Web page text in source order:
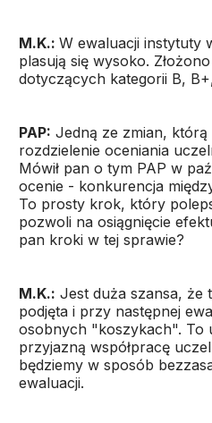
M.K.: W ewaluacji instytuty
plasują się wysoko.
dotyczących kategorii B,
PAP: Jedną ze zmian,
rozdzielenie oceniania
Mówił pan o tym PAP w
ocenie - konkurencja
To prosty krok, który
pozwoli na osiągnięcie
pan kroki w tej sprawie?
M.K.: Jest duża szansa, że
podjęta i przy następnej
osobnych "koszykach". To
przyjazną współpracę
będziemy w sposób
ewaluacji.